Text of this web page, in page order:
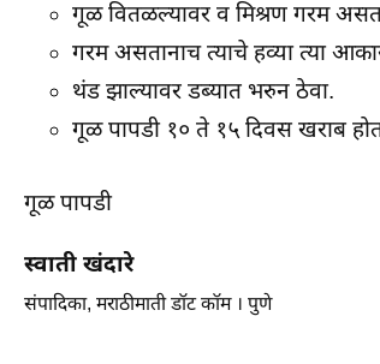
गूळ वितळल्यावर व मिश्रण गरम
गरम असतानाच त्याचे हव्या त्या
थंड झाल्यावर डब्यात भरुन ठेवा.
गूळ पापडी १० ते १५ दिवस खराब
गूळ पापडी
स्वाती खंदारे
संपादिका, मराठीमाती डॉट कॉम । पुणे